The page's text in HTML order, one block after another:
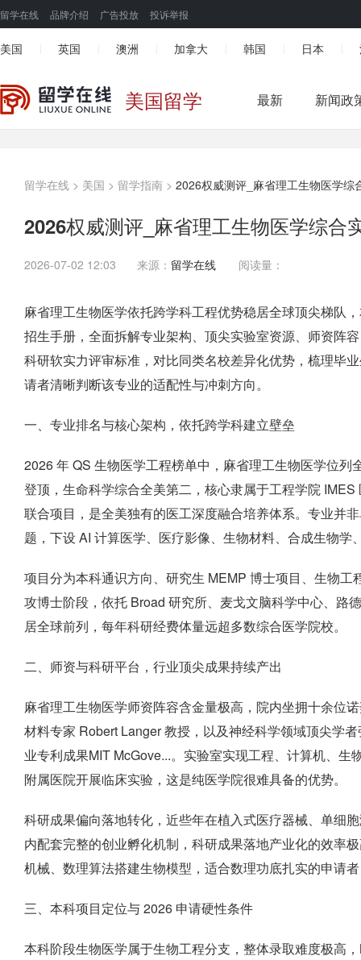
留学在线 品牌介绍 广告投放 投诉举报
美国 英国 澳洲 加拿大 韩国 日本
美国留学 最新 新闻政
留学在线 > 美国 > 留学指南 > 2026权威测评_麻省理工生物医学综
2026权威测评_麻省理工生物医学综合
2026-07-02 12:03 来源： 留学在线 阅读量：
麻省理工生物医学依托跨学科工程优势稳居全球顶尖梯队
招生手册，全面拆解专业架构、顶尖实验室资源、师资阵
科研软实力评审标准，对比同类名校差异化优势，梳理毕
请者清晰判断该专业的适配性与冲刺方向。
一、专业排名与核心架构，依托跨学科建立壁垒
2026 年 QS 生物医学工程榜单中，麻省理工生物医学位
登顶，生命科学综合全美第二，核心隶属于工程学院
联合项目，是全美独有的医工深度融合培养体系。专业并
题，下设 AI 计算医学、医疗影像、生物材料、合成生物学
项目分为本科通识方向、研究生 MEMP 博士项目、生物
攻博士阶段，依托 Broad 研究所、麦戈文脑科学中心、路
居全球前列，每年科研经费体量远超多数综合医学院校。
二、师资与科研平台，行业顶尖成果持续产出
麻省理工生物医学师资阵容含金量极高，院内坐拥十余位
材料专家 Robert Langer 教授，以及神经科学领域顶尖学
业专利成果MIT McGove...。实验室实现工程、计算机、
附属医院开展临床实验，这是纯医学院很难具备的优势。
科研成果偏向落地转化，近些年在植入式医疗器械、单细
内配套完整的创业孵化机制，科研成果落地产业化的效率
机械、数理算法搭建生物模型，适合数理功底扎实的申请
三、本科项目定位与 2026 申请硬性条件
本科阶段生物医学属于生物工程分支，整体录取难度极高